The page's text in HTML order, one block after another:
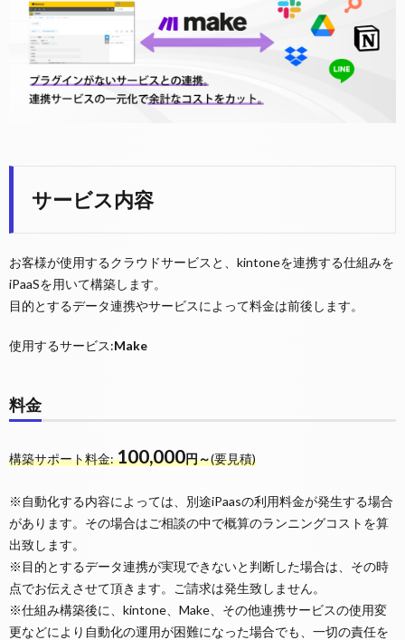
サービス内容
お客様が使用するクラウドサービスと、kintoneを連携する仕組みを
iPaaSを用いて構築します。
目的とするデータ連携やサービスによって料金は前後します。
使用するサービス:Make
料金
構築サポート料金:100,000円～(要見積)
※自動化する内容によっては、別途iPaasの利用料金が発生する場合
があります。その場合はご相談の中で概算のランニングコストを算
出致します。
※目的とするデータ連携が実現できないと判断した場合は、その時
点でお伝えさせて頂きます。ご請求は発生致しません。
※仕組み構築後に、kintone、Make、その他連携サービスの使用変
更などにより自動化の運用が困難になった場合でも、一切の責任を